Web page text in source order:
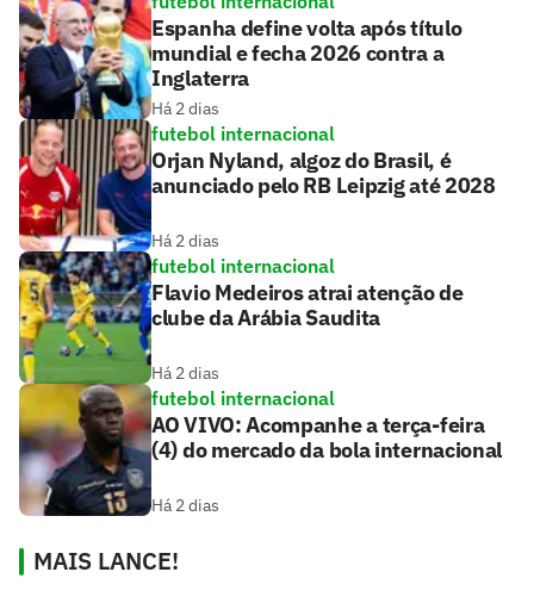
Espanha define volta após título
mundial e fecha 2026 contra a
Inglaterra
Há 2 dias
futebol internacional
Orjan Nyland, algoz do Brasil, é
anunciado pelo RB Leipzig até 2028
Há 2 dias
futebol internacional
Flavio Medeiros atrai atenção de
clube da Arábia Saudita
Há 2 dias
futebol internacional
AO VIVO: Acompanhe a terça-feira
(4) do mercado da bola internacional
Há 2 dias
MAIS LANCE!